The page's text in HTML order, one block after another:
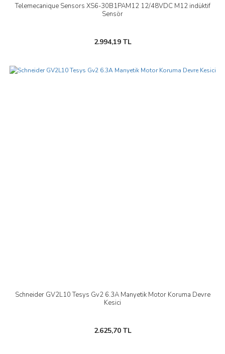
Telemecanique Sensors XS6-30B1PAM12 12/48VDC M12 indüktif
Sensör
2.994,19 TL
Schneider GV2L10 Tesys Gv2 6.3A Manyetik Motor Koruma Devre
Kesici
2.625,70 TL